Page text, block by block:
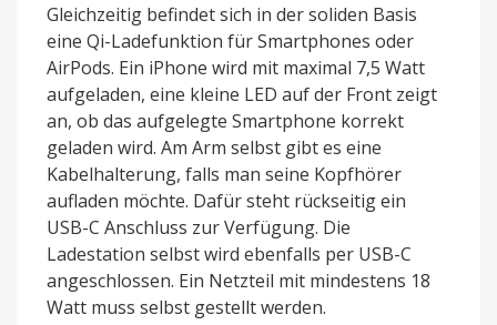
Gleichzeitig befindet sich in der soliden Basis
eine Qi-Ladefunktion für Smartphones oder
AirPods. Ein iPhone wird mit maximal 7,5 Watt
aufgeladen, eine kleine LED auf der Front zeigt
an, ob das aufgelegte Smartphone korrekt
geladen wird. Am Arm selbst gibt es eine
Kabelhalterung, falls man seine Kopfhörer
aufladen möchte. Dafür steht rückseitig ein
USB-C Anschluss zur Verfügung. Die
Ladestation selbst wird ebenfalls per USB-C
angeschlossen. Ein Netzteil mit mindestens 18
Watt muss selbst gestellt werden.